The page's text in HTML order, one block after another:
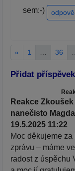
sem:-)
« 1 36
Přidat příspěvek
Reakce Zkoušek
nanečisto
19.5.2025 11:22
Moc děkujeme za
zprávu – máme
radost z úspěchu